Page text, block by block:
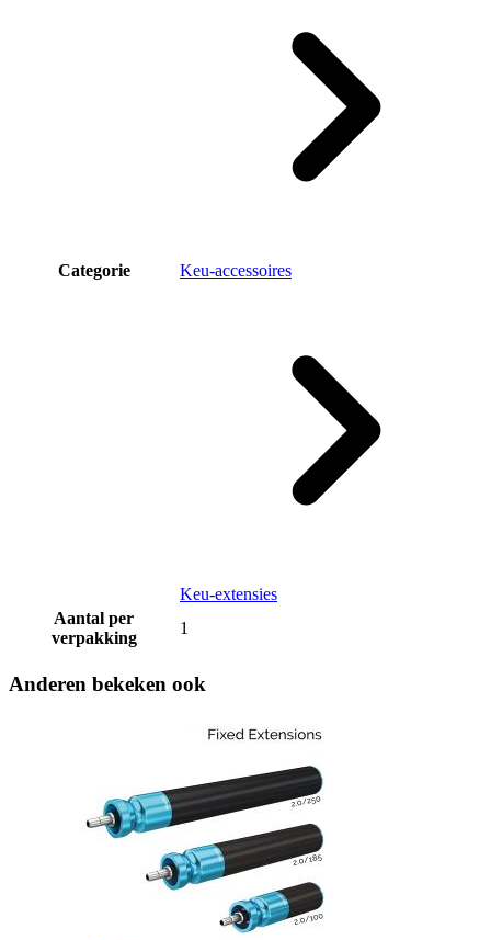
Categorie Keu-accessoires
Keu-extensies
Aantal per
verpakking
1
Anderen bekeken ook